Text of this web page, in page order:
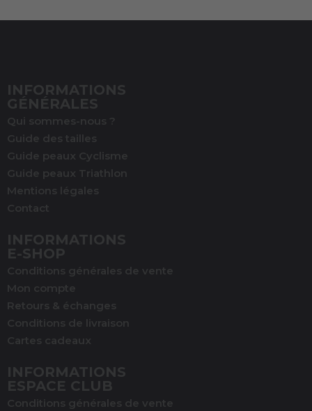
INFORMATIONS
GÉNÉRALES
Qui sommes-nous ?
Guide des tailles
Guide peaux Cyclisme
Guide peaux Triathlon
Mentions légales
Contact
INFORMATIONS
E-SHOP
Conditions générales de vente
Mon compte
Retours & échanges
Conditions de livraison
Cartes cadeaux
INFORMATIONS
ESPACE CLUB
Conditions générales de vente